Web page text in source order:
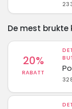
De mest brukte
20%
RABATT